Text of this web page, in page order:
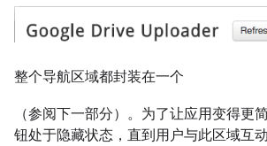
整个导航区域都封装在一个
（参阅下一部分）。为了让应用变得更
钮处于隐藏状态，直到用户与此区域互动